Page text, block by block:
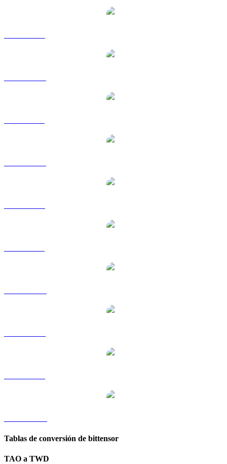
Tablas de conversión de bittensor
TAO a TWD